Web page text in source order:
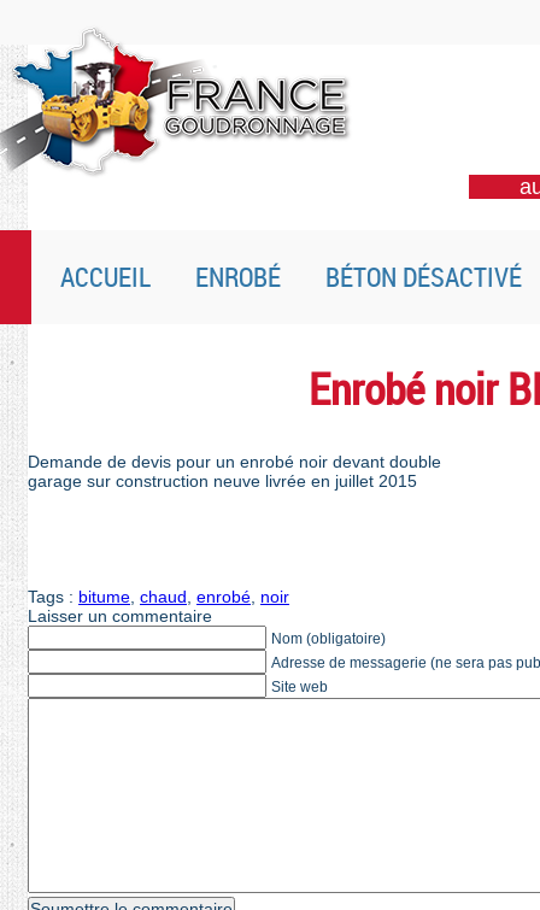
ACCUEIL ENROBÉ BÉTON DÉSACTIVÉ
Enrobé noir
Demande de devis pour un enrobé noir devant double
garage sur construction neuve livrée en juillet 2015
Tags : bitume chaud enrobé noir
Laisser un commentaire
Nom (obligatoire)
Adresse de messagerie (ne sera pas
Site web